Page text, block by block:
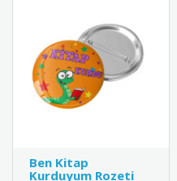
Ben Kitap
Kurduyum Rozeti